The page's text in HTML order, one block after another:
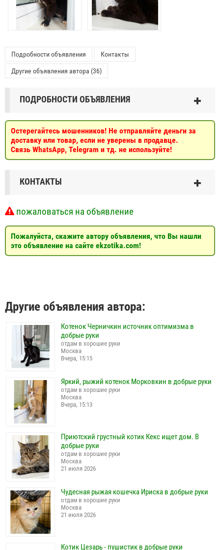
Подробности объявления Контакты
Другие объявления автора (36)
ПОДРОБНОСТИ ОБЪЯВЛЕНИЯ
Остерегайтесь мошенников! Не отправляйте деньги за
доставку или товар, если не уверены в продавце.
Связь WhatsApp, Telegram и тд. не используйте!
КОНТАКТЫ
пожаловаться на объявление
Пожалуйста, скажите автору объявления, что Вы нашли
это объявление на сайте ekzotika.com!
Другие объявления автора:
Котенок Черничкин источник оптимизма в
добрые руки
отдам в хорошие руки
Москва
Вчера, 15:15
Яркий, рыжий котенок Морковкин в добрые руки
отдам в хорошие руки
Москва
Вчера, 15:13
Приютский грустный котик Кекс ищет дом. В
добрые руки
отдам в хорошие руки
Москва
21 июля 2026
Чудесная рыжая кошечка Ириска в добрые руки
отдам в хорошие руки
Москва
21 июля 2026
Котик Цезарь - пушистик в добрые руки